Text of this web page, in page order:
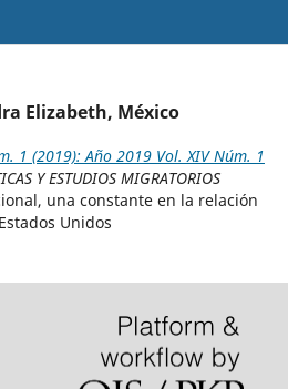
Elizabeth, México
1 (2019): Año 2019 Vol. XIV Núm. 1
Y ESTUDIOS MIGRATORIOS
una constante en la relación
Unidos